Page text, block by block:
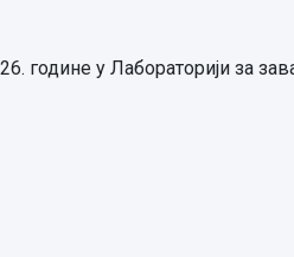
године у Лабораторији за